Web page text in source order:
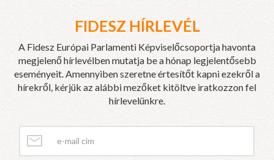
FIDESZ HÍRLEVÉL
A Fidesz Európai Parlamenti Képviselőcsoportja havonta
megjelenő hírlevélben mutatja be a hónap legjelentősebb
eseményeit. Amennyiben szeretne értesítőt kapni ezekről a
hírekről, kérjük az alábbi mezőket kitöltve iratkozzon fel
hírlevelünkre.